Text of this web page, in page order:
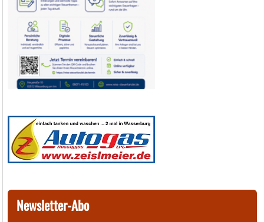
Newsletter-Abo